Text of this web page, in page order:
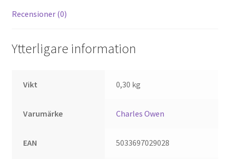
mängd
Recensioner (0)
Ytterligare information
Vikt 0,30 kg
Varumärke Charles Owen
EAN 5033697029028